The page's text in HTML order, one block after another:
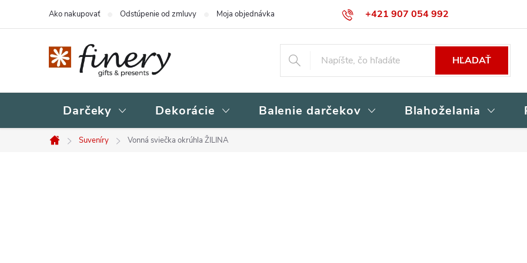
+421 907 054 992
Ako nakupovať Odstúpenie od zmluvy Moja objednávka Obchodné podmienky Podmienky ochrany
HĽADAŤ
Darčeky Dekorácie Balenie darčekov Blahoželania
Domov
Suveníry Vonná sviečka okrúhla ŽILINA